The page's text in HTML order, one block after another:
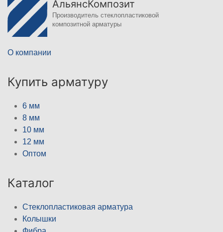
АльянсКомпозит
Производитель стеклопластиковой
композитной арматуры
О компании
Купить арматуру
6 мм
8 мм
10 мм
12 мм
Оптом
Каталог
Стеклопластиковая арматура
Колышки